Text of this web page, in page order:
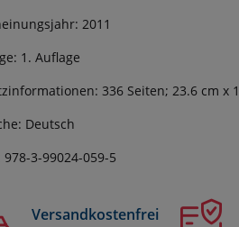
2011
1. Auflage
336 Seiten; 23.6 cm x
Deutsch
978-3-99024-059-5
Versandkostenfrei